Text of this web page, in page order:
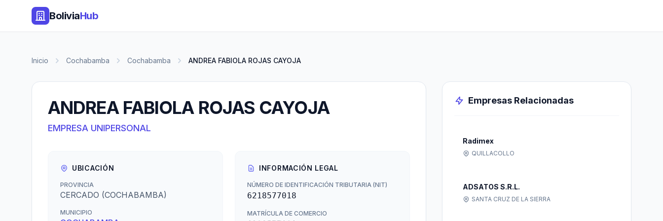
BoliviaHub
Inicio Cochabamba Cochabamba ANDREA FABIOLA ROJAS CAYOJA
ANDREA FABIOLA ROJAS CAYOJA
EMPRESA UNIPERSONAL
UBICACIÓN
PROVINCIA
CERCADO (COCHABAMBA)
MUNICIPIO
INFORMACIÓN LEGAL
NÚMERO DE IDENTIFICACIÓN TRIBUTARIA (NIT)
6218577018
MATRÍCULA DE COMERCIO
Empresas Relacionadas
Radimex
QUILLACOLLO
ADSATOS S.R.L.
SANTA CRUZ DE LA SIERRA